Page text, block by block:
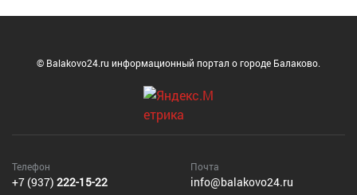
© Balakovo24.ru информационный портал о городе Балаково.
Телефон
+7 (937) 222-15-22
Почта
info@balakovo24.ru